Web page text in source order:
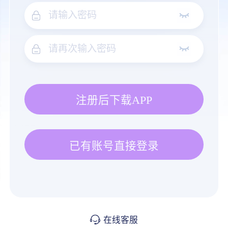
注册后下载APP
已有账号直接登录
在线客服